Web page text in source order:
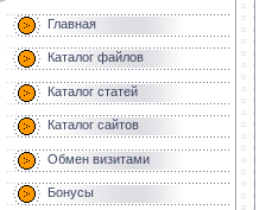
Главная
Каталог файлов
Каталог статей
Каталог сайтов
Обмен визитами
Бонусы